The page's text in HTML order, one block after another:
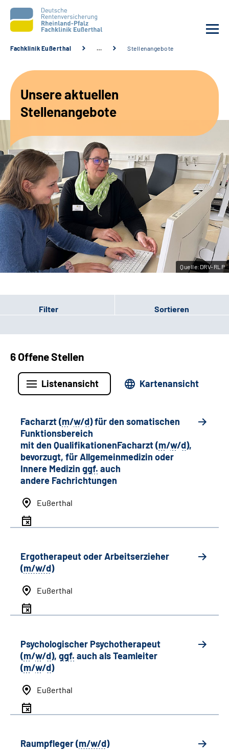
Unsere Angebote
Karriere
Beratungsstellen &
Zuweisende
Suche
Leichte Sprache
Gebärdensprache
Fachklinik Eußerthal … Stellenangebote
Unsere aktuellen
Stellenangebote
Quelle:DRV-RLP
Filter Sortieren
6 Offene Stellen
Listenansicht Kartenansicht
Facharzt (m/w/d) für den somatischen
Funktionsbereich
mit den QualifikationenFacharzt (m/w/d),
bevorzugt, für Allgemeinmedizin oder
Innere Medizin ggf. auch
andere Fachrichtungen
Eußerthal
Ergotherapeut oder Arbeitserzieher
(m/w/d)
Eußerthal
Psychologischer Psychotherapeut
(m/w/d), ggf. auch alsTeamleiter
(m/w/d)
Eußerthal
Raumpfleger (m/w/d)